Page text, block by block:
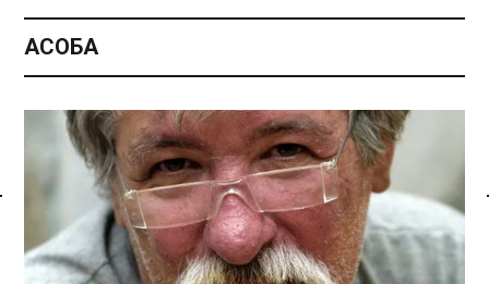
Спасылка без VPN
АСОБА